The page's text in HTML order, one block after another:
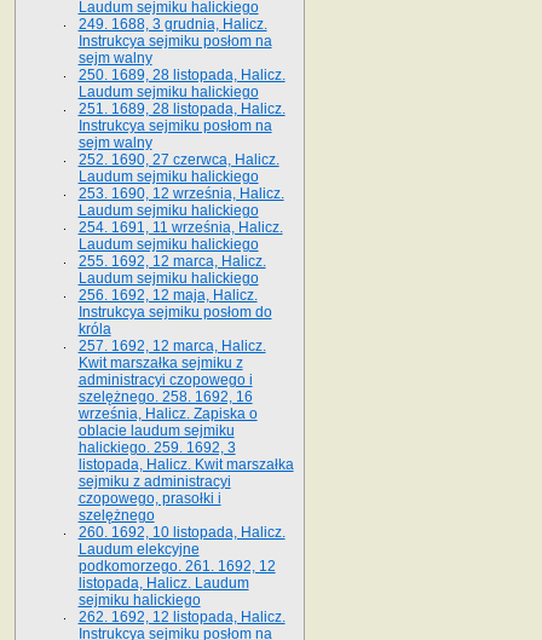
Laudum sejmiku halickiego
249. 1688, 3 grudnia, Halicz.
Instrukcya sejmiku posłom na
sejm walny
250. 1689, 28 listopada, Halicz.
Laudum sejmiku halickiego
251. 1689, 28 listopada, Halicz.
Instrukcya sejmiku posłom na
sejm walny
252. 1690, 27 czerwca, Halicz.
Laudum sejmiku halickiego
253. 1690, 12 września, Halicz.
Laudum sejmiku halickiego
254. 1691, 11 września, Halicz.
Laudum sejmiku halickiego
255. 1692, 12 marca, Halicz.
Laudum sejmiku halickiego
256. 1692, 12 maja, Halicz.
Instrukcya sejmiku posłom do
króla
257. 1692, 12 marca, Halicz.
Kwit marszałka sejmiku z
administracyi czopowego i
szelężnego. 258. 1692, 16
września, Halicz. Zapiska o
oblacie laudum sejmiku
halickiego. 259. 1692, 3
listopada, Halicz. Kwit marszałka
sejmiku z administracyi
czopowego, prasołki i
szelężnego
260. 1692, 10 listopada, Halicz.
Laudum elekcyjne
podkomorzego. 261. 1692, 12
listopada, Halicz. Laudum
sejmiku halickiego
262. 1692, 12 listopada, Halicz.
Instrukcya sejmiku posłom na